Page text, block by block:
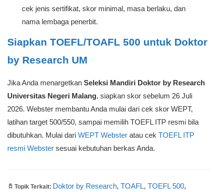
cek jenis sertifikat, skor minimal, masa berlaku, dan
nama lembaga penerbit.
Siapkan TOEFL/TOAFL 500 untuk Doktor
by Research UM
Jika Anda menargetkan Seleksi Mandiri Doktor by Research
Universitas Negeri Malang, siapkan skor sebelum 26 Juli
2026. Webster membantu Anda mulai dari cek skor WEPT,
latihan target 500/550, sampai memilih TOEFL ITP resmi bila
dibutuhkan. Mulai dari WEPT Webster atau cek TOEFL ITP
resmi Webster sesuai kebutuhan berkas Anda.
Topik Terkait: Doktor by Research, TOAFL, TOEFL 500,